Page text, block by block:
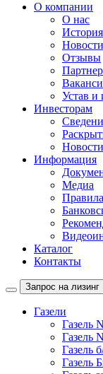
О компании
О нас
Новости
Отзывы
Устав и
Инвесторам
Информация
Медиа
Каталог
Контакты
Запрос на лизинг
Газели
Газель
Газель
Газель
Газель